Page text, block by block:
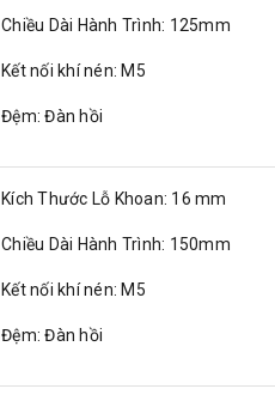
Chiều Dài Hành Trình: 125mm
Kết nối khí nén: M5
Đệm: Đàn hồi
Kích Thước Lỗ Khoan: 16 mm
Chiều Dài Hành Trình: 150mm
Kết nối khí nén: M5
Đệm: Đàn hồi